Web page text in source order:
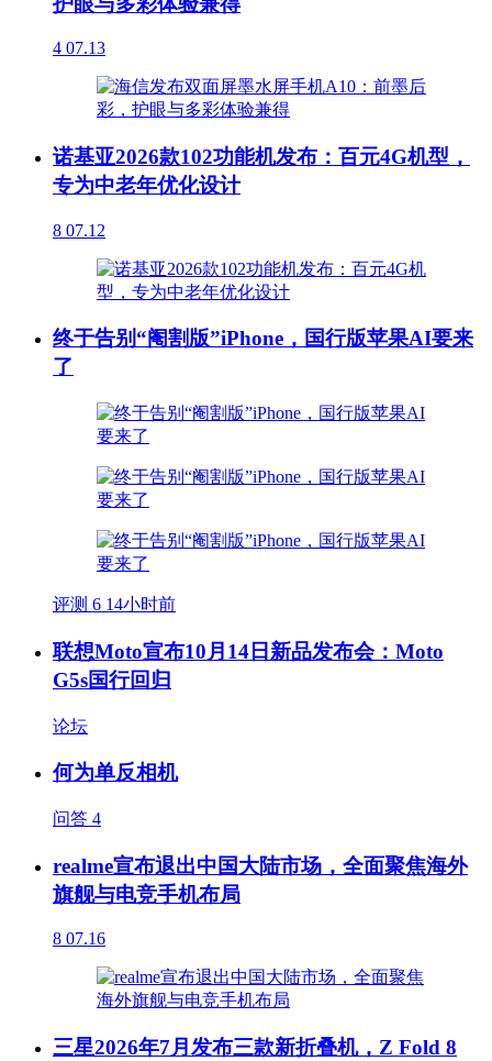
4 07.13
诺基亚2026款102功能机发布：百元4G机型，
专为中老年优化设计
8 07.12
终于告别“阉割版”iPhone，国行版苹果AI要来
了
评测 6 14小时前
联想Moto宣布10月14日新品发布会：Moto
G5s国行回归
论坛
何为单反相机
问答 4
realme宣布退出中国大陆市场，全面聚焦海外
旗舰与电竞手机布局
8 07.16
三星2026年7月发布三款新折叠机，Z Fold 8